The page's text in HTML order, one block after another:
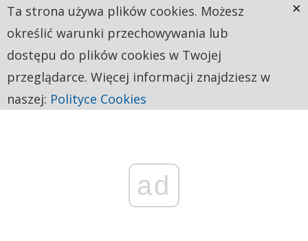
ad
Ta strona używa plików cookies. Możesz
określić warunki przechowywania lub
dostępu do plików cookies w Twojej
przeglądarce. Więcej informacji znajdziesz w
naszej: Polityce Cookies
×